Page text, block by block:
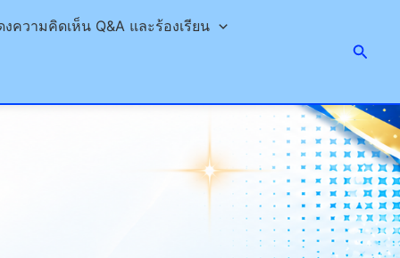
งความคิดเห็น Q&A และร้องเรียน